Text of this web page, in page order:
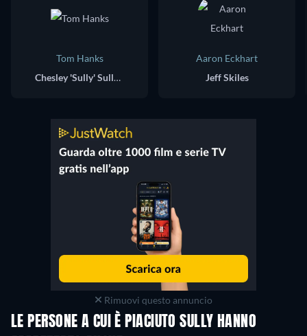
Tom Hanks
Chesley 'Sully' Sullenberger
Aaron Eckhart
Jeff Skiles
Rimuovi questo annuncio
LE PERSONE A CUI È PIACIUTO SULLY HANNO